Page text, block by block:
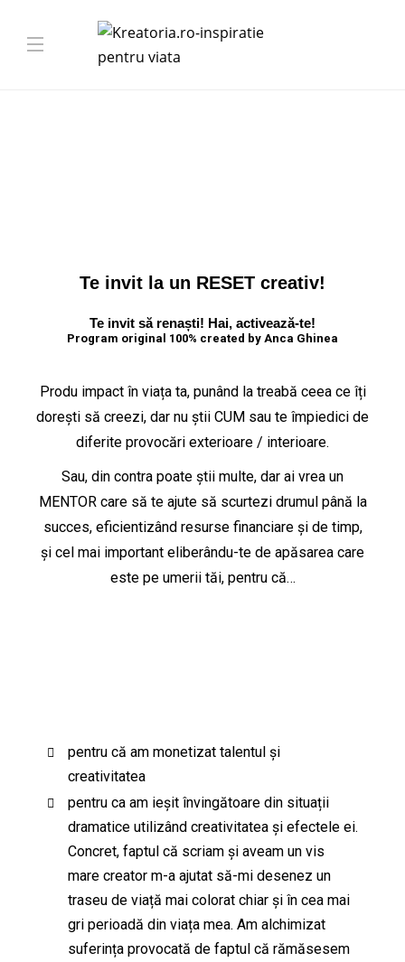
Te invit la un RESET creativ!
Te invit să renaști! Hai, activează-te!
Program original 100% created by Anca Ghinea
Produ impact în viața ta, punând la treabă ceea ce îți
dorești să creezi, dar nu știi CUM sau te împiedici de
diferite provocări exterioare / interioare.
Sau, din contra poate știi multe, dar ai vrea un
MENTOR care să te ajute să scurtezi drumul până la
succes, eficientizând resurse financiare și de timp,
și cel mai important eliberându-te de apăsarea care
este pe umerii tăi, pentru că…
pentru că am monetizat talentul și
creativitatea
pentru ca am ieșit învingătoare din situații
dramatice utilizând creativitatea și efectele ei.
Concret, faptul că scriam și aveam un vis
mare creator m-a ajutat să-mi desenez un
traseu de viață mai colorat chiar și în cea mai
gri perioadă din viața mea. Am alchimizat
suferința provocată de faptul că rămăsesem